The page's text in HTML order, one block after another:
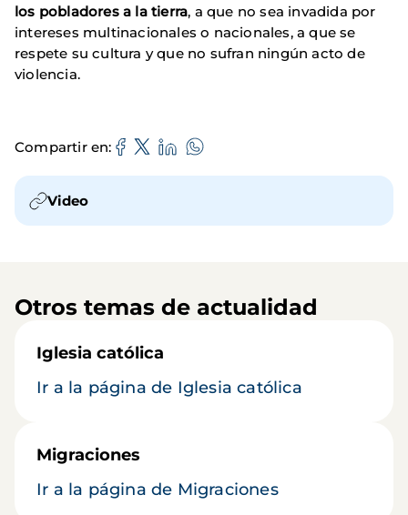
los pobladores a la tierra, a que no sea invadida por
intereses multinacionales o nacionales, a que se
respete su cultura y que no sufran ningún acto de
violencia.
Compartir en
Video
Otros temas de actualidad
Iglesia católica
Ir a la página de Iglesia católica
Migraciones
Ir a la página de Migraciones